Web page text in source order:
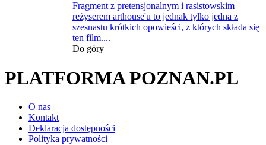
Fragment z pretensjonalnym i rasistowskim
reżyserem arthouse'u to jednak tylko jedna z
szesnastu krótkich opowieści, z których składa się
ten film....
Do góry
PLATFORMA POZNAN.PL
O nas
Kontakt
Deklaracja dostępności
Polityka prywatności